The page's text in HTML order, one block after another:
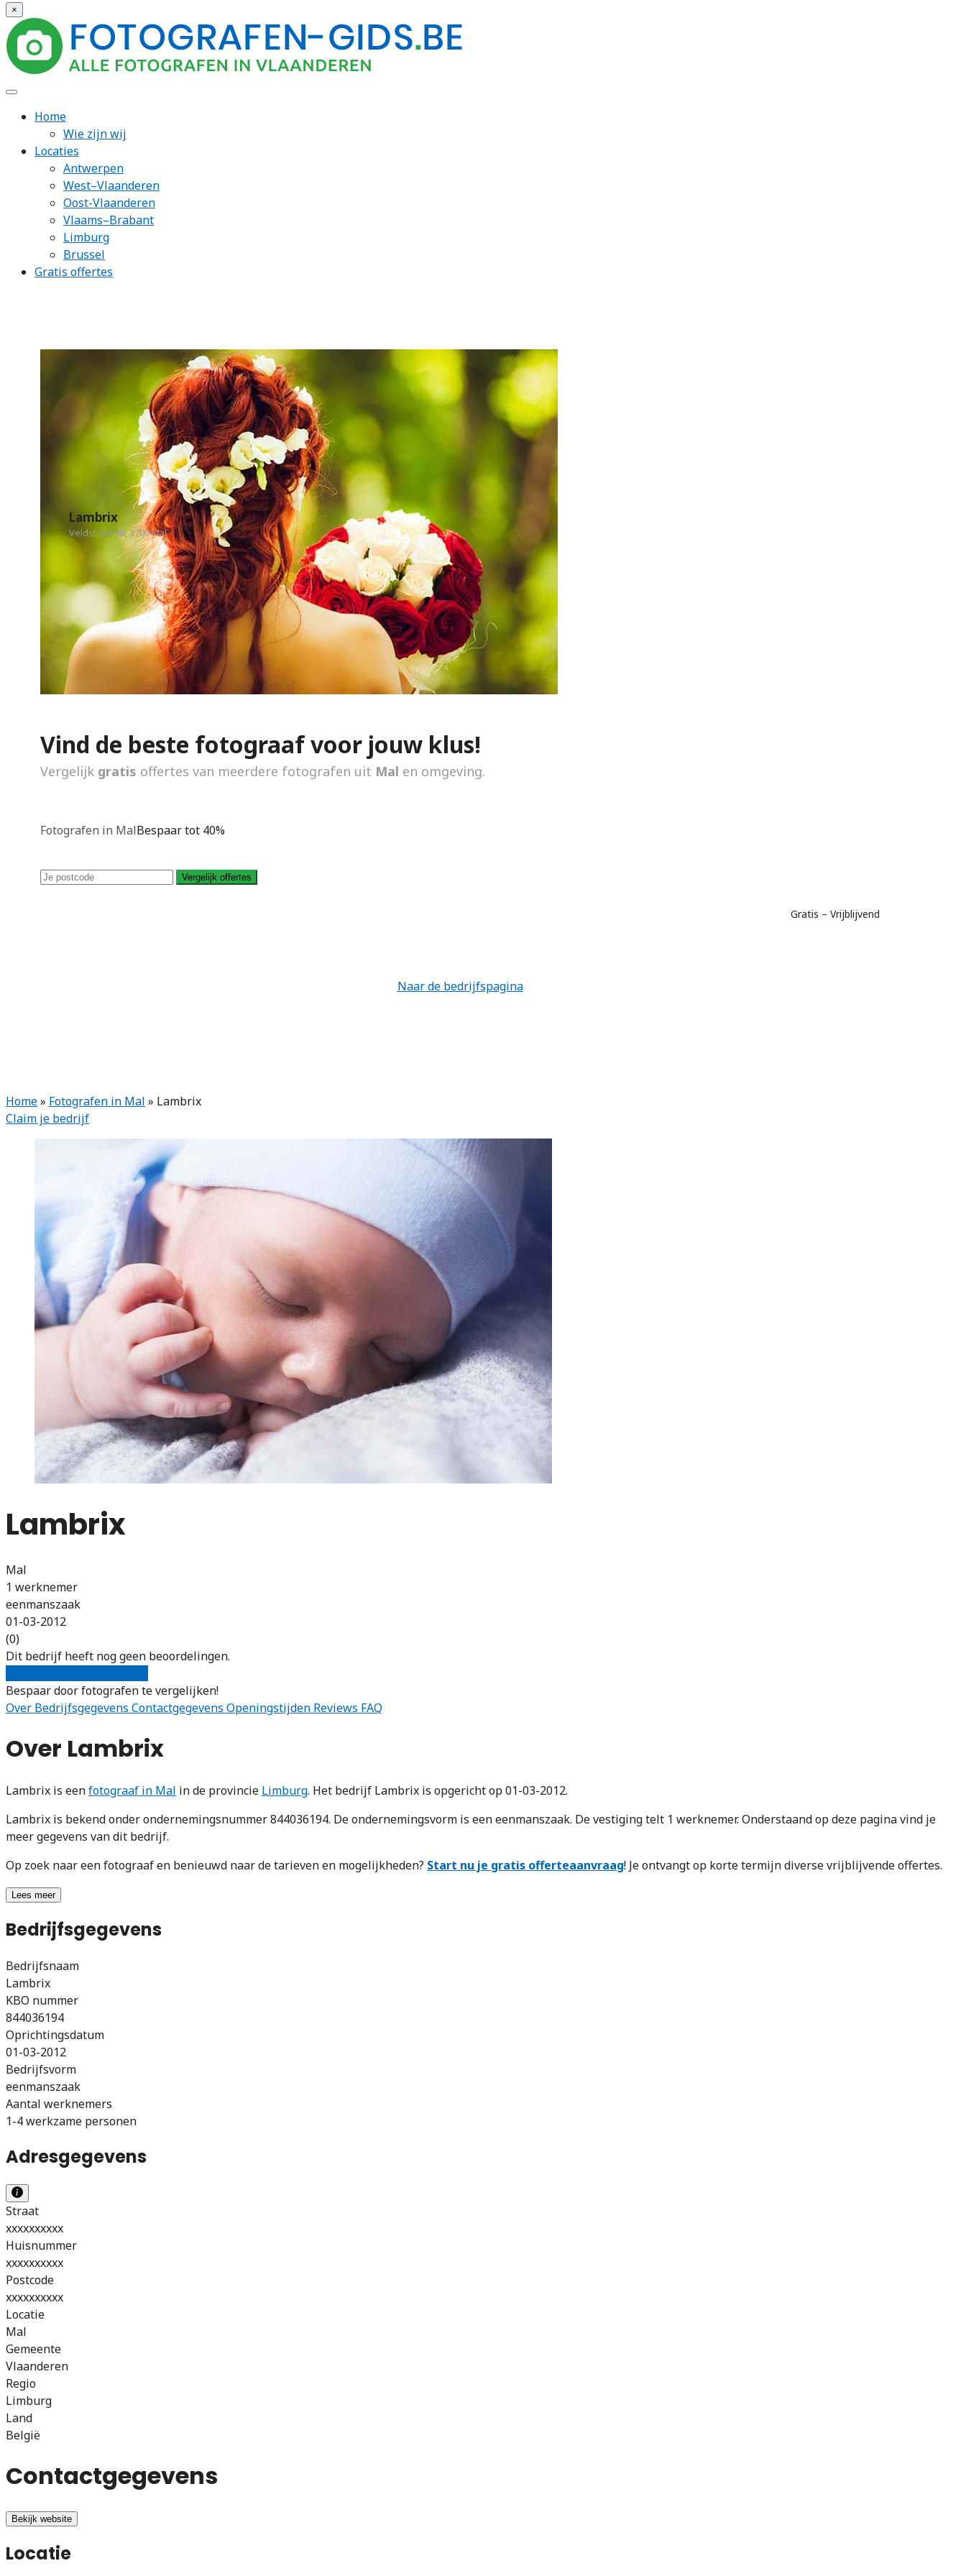
×
Home
Wie zijn wij
Locaties
Antwerpen
West–Vlaanderen
Oost-Vlaanderen
Vlaams–Brabant
Limburg
Brussel
Gratis offertes
Lambrix
Veldstraat 48, 3700 Mal
Vind de beste fotograaf voor jouw klus!
Vergelijk gratis offertes van meerdere fotografen uit Mal en omgeving.
Fotografen in MalBespaar tot 40%
Vergelijk offertes
Gratis – Vrijblijvend
Naar de bedrijfspagina
Home» Fotografen in Mal » Lambrix
Claim je bedrijf
Lambrix
Mal
1 werknemer
eenmanszaak
01-03-2012
(0)
Dit bedrijf heeft nog geen beoordelingen.
Bespaar door fotografen te vergelijken!
Over Bedrijfsgegevens Contactgegevens Openingstijden Reviews FAQ
Over Lambrix
Lambrix is eenfotograaf in Mal in de provincie Limburg. Het bedrijf Lambrix is opgericht op 01-03-2012.
Lambrix is bekend onder ondernemingsnummer 844036194. De ondernemingsvorm is een eenmanszaak. De vestiging telt 1 werknemer. Onderstaand op deze pagina vind je
meer gegevens van dit bedrijf.
Op zoek naar een fotograaf en benieuwd naar de tarieven en mogelijkheden? Start nu je gratis offerteaanvraag! Je ontvangt op korte termijn diverse vrijblijvende offertes.
Lees meer
Bedrijfsgegevens
Bedrijfsnaam
Lambrix
KBO nummer
844036194
Oprichtingsdatum
01-03-2012
Bedrijfsvorm
eenmanszaak
Aantal werknemers
1-4 werkzame personen
Adresgegevens
Straat
xxxxxxxxxx
Huisnummer
xxxxxxxxxx
Postcode
xxxxxxxxxx
Locatie
Mal
Gemeente
Vlaanderen
Regio
Limburg
Land
België
Contactgegevens
Bekijk website
Locatie